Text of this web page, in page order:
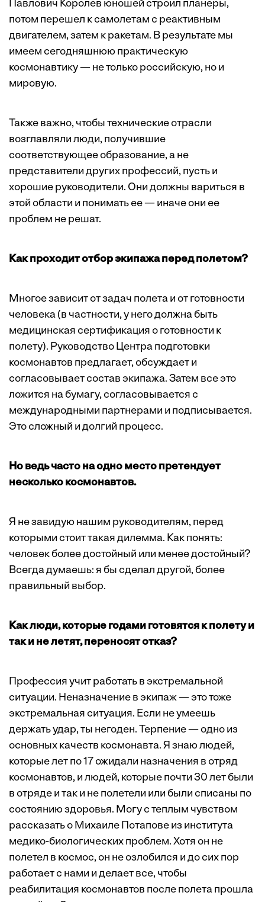
Павлович Королев юношей строил планеры,
потом перешел к самолетам с реактивным
двигателем, затем к ракетам. В результате мы
имеем сегодняшнюю практическую
космонавтику — не только российскую, но и
мировую.
Также важно, чтобы технические отрасли
возглавляли люди, получившие
соответствующее образование, а не
представители других профессий, пусть и
хорошие руководители. Они должны вариться в
этой области и понимать ее — иначе они ее
проблем не решат.
Как проходит отбор экипажа перед полетом?
Многое зависит от задач полета и от готовности
человека (в частности, у него должна быть
медицинская сертификация о готовности к
полету). Руководство Центра подготовки
космонавтов предлагает, обсуждает и
согласовывает состав экипажа. Затем все это
ложится на бумагу, согласовывается с
международными партнерами и подписывается.
Это сложный и долгий процесс.
Но ведь часто на одно место претендует
несколько космонавтов.
Я не завидую нашим руководителям, перед
которыми стоит такая дилемма. Как понять:
человек более достойный или менее достойный?
Всегда думаешь: я бы сделал другой, более
правильный выбор.
Как люди, которые годами готовятся к полету и
так и не летят, переносят отказ?
Профессия учит работать в экстремальной
ситуации. Неназначение в экипаж — это тоже
экстремальная ситуация. Если не умеешь
держать удар, ты негоден. Терпение — одно из
основных качеств космонавта. Я знаю людей,
которые лет по 17 ожидали назначения в отряд
космонавтов, и людей, которые почти 30 лет были
в отряде и так и не полетели или были списаны по
состоянию здоровья. Могу с теплым чувством
рассказать о Михаиле Потапове из института
медико-биологических проблем. Хотя он не
полетел в космос, он не озлобился и до сих пор
работает с нами и делает все, чтобы
реабилитация космонавтов после полета прошла